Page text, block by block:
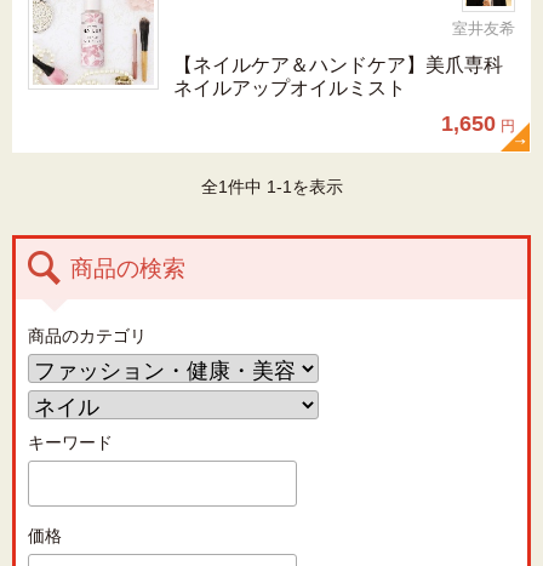
室井友希
【ネイルケア＆ハンドケア】美爪専科
ネイルアップオイルミスト
1,650 円
全1件中 1-1を表示
商品の検索
商品のカテゴリ
キーワード
価格